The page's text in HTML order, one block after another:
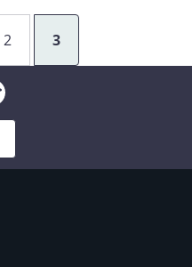
2 3